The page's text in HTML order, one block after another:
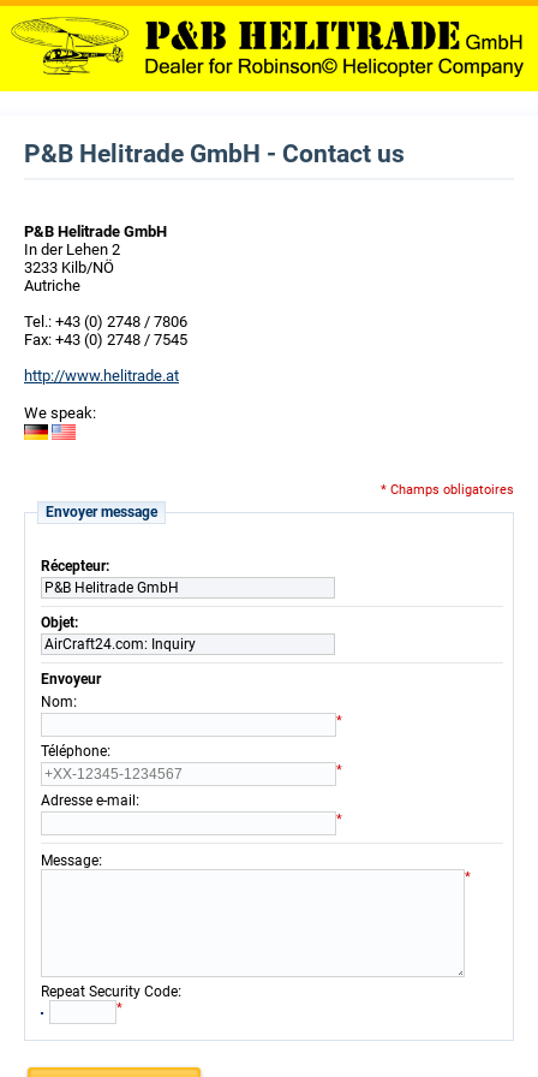
P&B Helitrade GmbH - Contact us
P&B Helitrade GmbH
In der Lehen 2
3233 Kilb/NÖ
Autriche
Tel.: +43 (0) 2748 / 7806
Fax: +43 (0) 2748 / 7545
http://www.helitrade.at
We speak:
* Champs obligatoires
Envoyer message
Récepteur:
P&B Helitrade GmbH
Objet:
AirCraft24.com: Inquiry
Envoyeur
Nom:
*
Téléphone:
*
Adresse e-mail :
*
Message:
*
Repeat Security Code:
*